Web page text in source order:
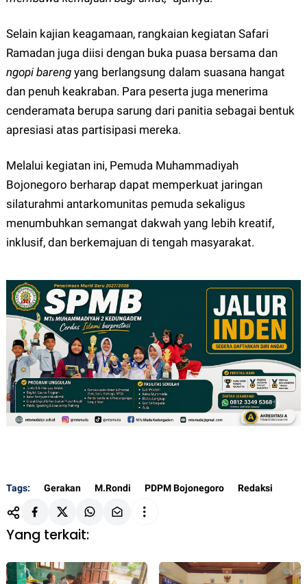
Selain kajian keagamaan, rangkaian kegiatan Safari
Ramadan juga diisi dengan buka puasa bersama dan
ngopi barengyang berlangsung dalam suasana hangat
dan penuh keakraban. Para peserta juga menerima
cenderamata berupa sarung dari panitia sebagai bentuk
apresiasi atas partisipasi mereka.
Melalui kegiatan ini, Pemuda Muhammadiyah
Bojonegoro berharap dapat memperkuat jaringan
silaturahmi antarkomunitas pemuda sekaligus
menumbuhkan semangat dakwah yang lebih kreatif,
inklusif, dan berkemajuan di tengah masyarakat.
Tags: Gerakan M.Rondi PDPM Bojonegoro Redaksi
Yang terkait: